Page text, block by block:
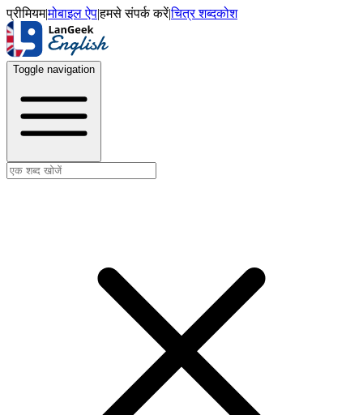
प्रीमियम|मोबाइल ऐप|हमसे संपर्क करें|चित्र शब्दकोश
Toggle navigation